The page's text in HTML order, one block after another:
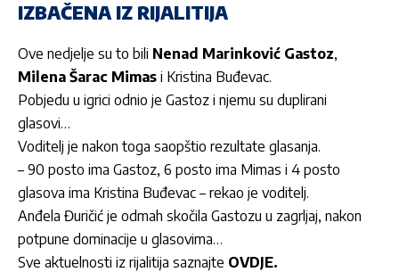
IZBAČENA IZ RIJALITIJA
Ove nedjelje su to bili Nenad Marinković Gastoz,
Milena Šarac Mimas i Kristina Buđevac.
Pobjedu u igrici odnio je Gastoz i njemu su duplirani
glasovi…
Voditelj je nakon toga saopštio rezultate glasanja.
– 90 posto ima Gastoz, 6 posto ima Mimas i 4 posto
glasova ima Kristina Buđevac – rekao je voditelj.
Anđela Đuričić je odmah skočila Gastozu u zagrljaj, nakon
potpune dominacije u glasovima…
Sve aktuelnosti iz rijalitija saznajte OVDJE.